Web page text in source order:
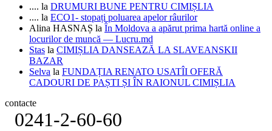
.... la DRUMURI BUNE PENTRU CIMIȘLIA
.... la ECO1- stopați poluarea apelor râurilor
Alina HASNAȘ la În Moldova a apărut prima hartă online a
locurilor de muncă — Lucru.md
Stas la CIMIȘLIA DANSEAZĂ LA SLAVEANSKII
BAZAR
Selva la FUNDAȚIA RENATO USATÎI OFERĂ
CADOURI DE PAȘTI ȘI ÎN RAIONUL CIMIȘLIA
contacte
0241-2-60-60